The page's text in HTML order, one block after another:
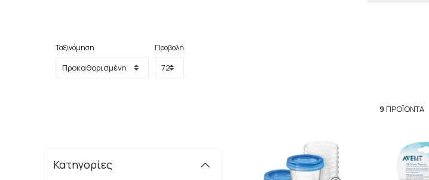
Ταξινόμηση Προβολή
9ΠΡΟΪΌΝΤΑ
Κατηγορίες